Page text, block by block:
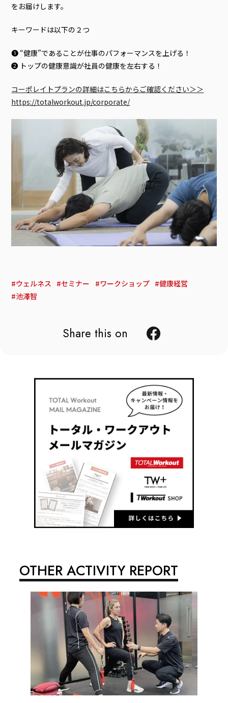
をお届けします。
キーワードは以下の２つ
❶ “健康”であることが仕事のパフォーマンスを上げる！
❷ トップの健康意識が社員の健康を左右する！
コーポレイトプランの詳細はこちらからご確認ください＞＞
https://totalworkout.jp/corporate/
ウェルネス セミナー ワークショップ
健康経営
池澤智
Share this on
OTHER ACTIVITY REPORT